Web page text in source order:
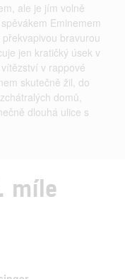
ale je jím volně
Eminemem
bravurou
jen kratičký úsek v
v rappové
skutečně žil, do
domů,
dlouhá ulice s
míle